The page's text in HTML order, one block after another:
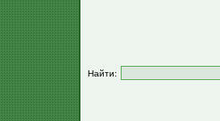
Найти: